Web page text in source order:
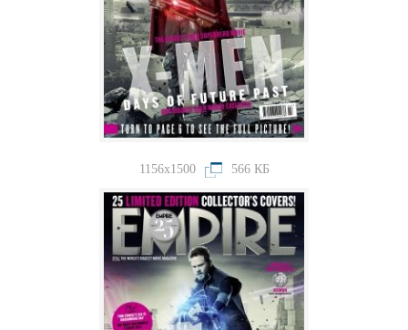
1156x1500 566 КБ